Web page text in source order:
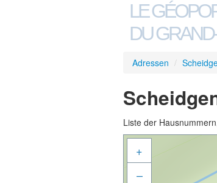
LE
DU
Adressen /
Liste der
+
–